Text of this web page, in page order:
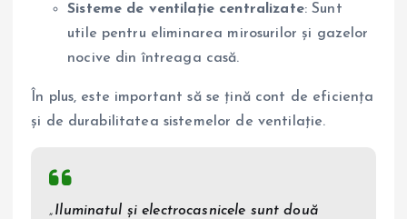
Sisteme de ventilație centralizate: Sunt
utile pentru eliminarea mirosurilor și gazelor
nocive din întreaga casă.
În plus, este important să se țină cont de eficiența
și de durabilitatea sistemelor de ventilație.
„Iluminatul și electrocasnicele sunt două